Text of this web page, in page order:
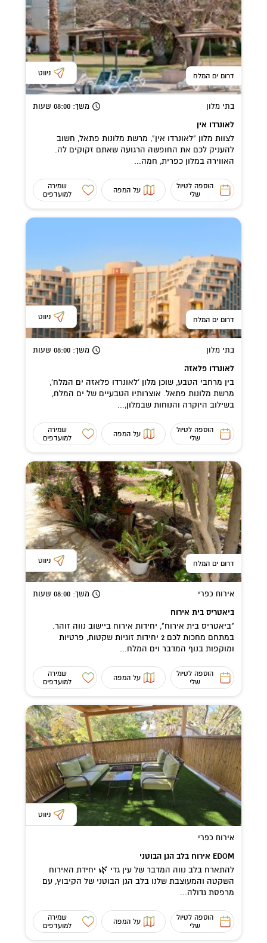
דרום ים המלח ניווט
בתי מלון משך: 08:00 שעות
לאונרדו אין
לצוות מלון "לאונרדו אין", מרשת מלונות פתאל, חשוב
להעניק לכם את החופשה הרגועה שאתם זקוקים לה.
האווירה במלון כפרית, חמה...
הוספה לטיול
שלי
על המפה
שמירה
למועדפים
דרום ים המלח ניווט
בתי מלון משך: 08:00 שעות
לאונרדו פלאזה
בין מרחבי הטבע, שוכן מלון 'לאונרדו פלאזה ים המלח',
מרשת מלונות פתאל. אוצרותיו הטבעיים של ים המלח,
בשילוב היוקרה והנוחות שבמלון,...
הוספה לטיול
שלי
על המפה
שמירה
למועדפים
דרום ים המלח ניווט
אירוח כפרי משך: 08:00 שעות
ביאטריס בית אירוח
"ביאטריס בית אירוח", יחידות אירוח ביישוב נווה זוהר.
במתחם מחכות לכם 2 יחידות זוגיות שקטות, פרטיות
ומוקפות בנוף המדבר וים המלח...
הוספה לטיול
שלי
על המפה
שמירה
למועדפים
ניווט
אירוח כפרי
EDOM אירוח בלב הגן הבוטני
להתארח בלב נווה המדבר של עין גדי 🌿 יחידת האירוח
השקטה והמעוצבת שלנו בלב הגן הבוטני של הקיבוץ, עם
מרפסת גדולה...
הוספה לטיול
שלי
על המפה
שמירה
למועדפים